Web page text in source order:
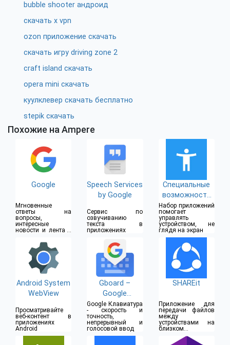
bubble shooter андроид
скачать x vpn
ozon приложение скачать
скачать игру driving zone 2
craft island скачать
opera mini скачать
куулклевер скачать бесплатно
stepik скачать
Похожие на Ampere
Google
Мгновенные
ответы на
вопросы,
интересные
новости и лента с
обновлениями
Speech Services
by Google
Сервис по
озвучиванию
текста в
приложениях
Специальные
возможности
для Android
Набор приложений
помогает
управлять
устройством, не
глядя на экран
Android System
WebView
Просматривайте
веб-контент в
приложениях
Android
Gboard –
Google
Клавиатура
Google Клавиатура
- скорость и
точность,
непрерывный и
голосовой ввод
SHAREit
Приложение для
передачи файлов
между
устройствами на
близком
расстоянии